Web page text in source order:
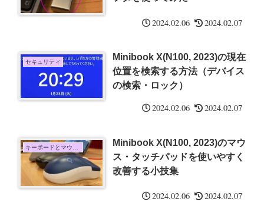
2024.02.06 2024.02.07
セキュリティ
Minibook X(N100, 2023)の現在
位置を検索する方法（デバイス
の検索・ロック）
2024.02.06 2024.02.07
Minibook X(N100, 2023)のマウ
ス・タッチパッドを使いやすく
改善する小技集
2024.02.06 2024.02.07